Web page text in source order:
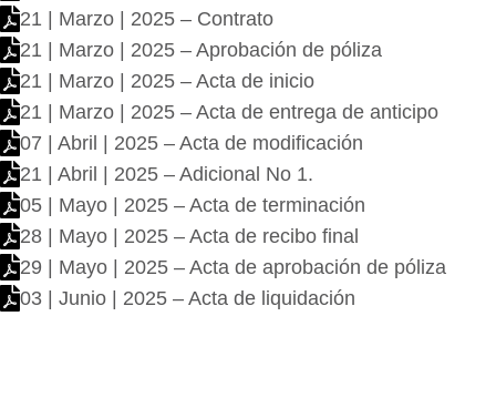
21 | Marzo | 2025 – Contrato
21 | Marzo | 2025 – Aprobación de póliza
21 | Marzo | 2025 – Acta de inicio
21 | Marzo | 2025 – Acta de entrega de anticipo
07 | Abril | 2025 – Acta de modificación
21 | Abril | 2025 – Adicional No 1.
05 | Mayo | 2025 – Acta de terminación
28 | Mayo | 2025 – Acta de recibo final
29 | Mayo | 2025 – Acta de aprobación de póliza
03 | Junio | 2025 – Acta de liquidación